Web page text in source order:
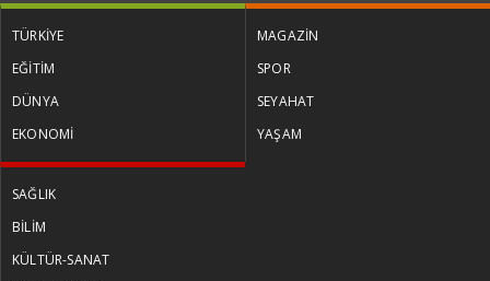
TÜRKİYE
EĞİTİM
DÜNYA
EKONOMİ
MAGAZİN
SPOR
SEYAHAT
YAŞAM
SAĞLIK
BİLİM
KÜLTÜR-SANAT